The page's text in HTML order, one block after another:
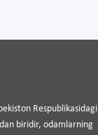
Respublikasidagi
biridir, odamlarning